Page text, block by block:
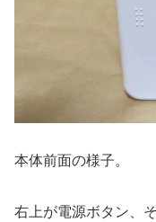
本体前面の様子。
右上が電源ボタン、